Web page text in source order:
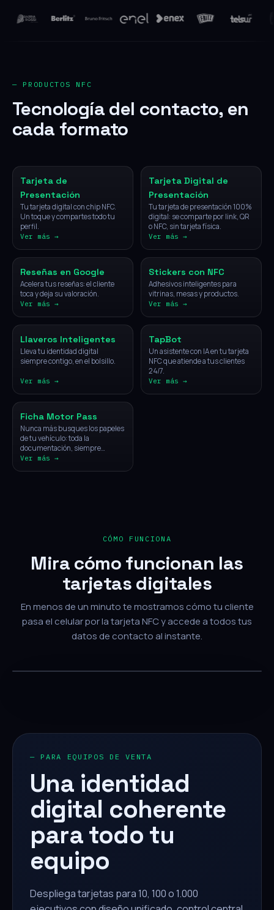
— PRODUCTOS NFC
Tecnología del contacto, en
cada formato
Tarjeta de
Presentación
Tu tarjeta digital con chip NFC.
Un toque y compartes todo tu
perfil.
Ver más →
Tarjeta Digital de
Presentación
Tu tarjeta de presentación 100%
digital: se comparte por link, QR
o NFC, sin tarjeta física.
Ver más →
NFC
Reseñas en Google
Acelera tus reseñas: el cliente
toca y deja su valoración.
Ver más →
NFC
Stickers con NFC
Adhesivos inteligentes para
vitrinas, mesas y productos.
Ver más →
NFC
Llaveros Inteligentes
Lleva tu identidad digital
siempre contigo, en el bolsillo.
Ver más →
IA
TapBot
Un asistente con IA en tu tarjeta
NFC que atiende a tus clientes
24/7.
Ver más →
Vehículos
Ficha Motor Pass
Nunca más busques los papeles
de tu vehículo: toda la
documentación, siempre
disponible con un solo toque.
Ver más →
CÓMO FUNCIONA
Mira cómo funcionan las
tarjetas digitales
En menos de un minuto te mostramos cómo tu cliente
pasa el celular por la tarjeta NFC y accede a todos tus
datos de contacto al instante.
— PARA EQUIPOS DE VENTA
Una identidad
digital coherente
para todo tu
equipo
Despliega tarjetas para 10, 100 o 1.000